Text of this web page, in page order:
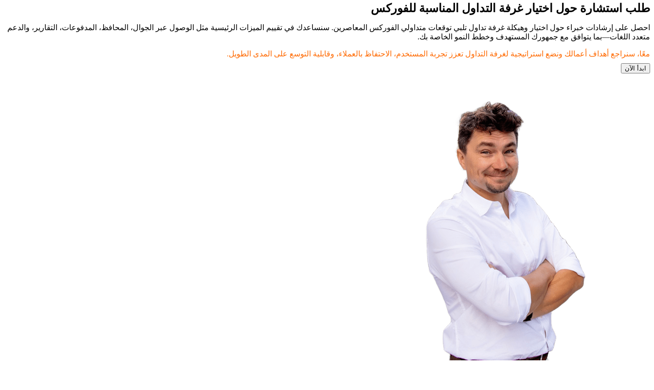
طلب استشارة حول اختيار غرفة التداول المناسبة للفوركس
احصل على إرشادات خبراء حول اختيار وهيكلة غرفة تداول تلبي توقعات متداولي الفوركس المعاصرين. سنساعدك في تقييم الميزات الرئيسية مثل الوصول عبر الجوال، المحافظ، المدفوعات، التقارير، والدعم
متعدد اللغات—بما يتوافق مع جمهورك المستهدف وخطط النمو الخاصة بك.
معًا، سنراجع أهداف أعمالك ونضع استراتيجية لغرفة التداول تعزز تجربة المستخدم، الاحتفاظ بالعملاء، وقابلية التوسع على المدى الطويل.
ابدأ الآن